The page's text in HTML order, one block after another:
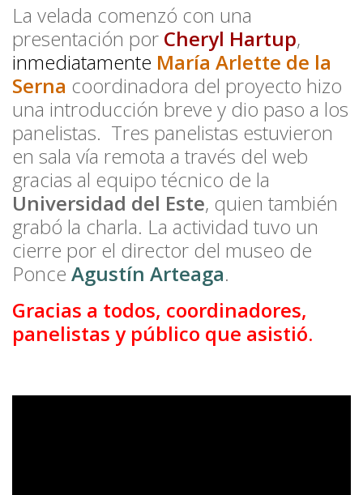
La velada comenzó con una
presentación por Cheryl Hartup,
inmediatamente María Arlette de la
Serna coordinadora del proyecto hizo
una introducción breve y dio paso a los
panelistas. Tres panelistas estuvieron
en sala vía remota a través del web
gracias al equipo técnico de la
Universidad del Este, quien también
grabó la charla. La actividad tuvo un
cierre por el director del museo de
Ponce Agustín Arteaga.
Gracias a todos, coordinadores,
panelistas y público que asistió.